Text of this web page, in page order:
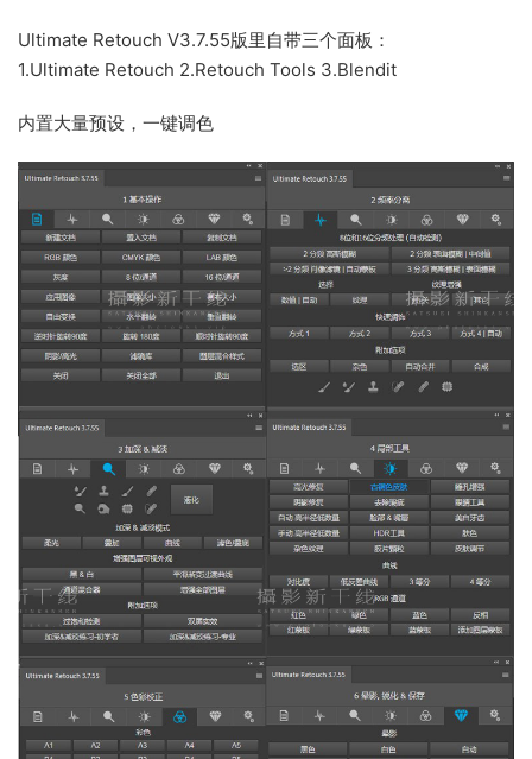
Ultimate Retouch V3.7.55版里自带三个面板：
1.Ultimate Retouch 2.Retouch Tools 3.Blendit
内置大量预设，一键调色